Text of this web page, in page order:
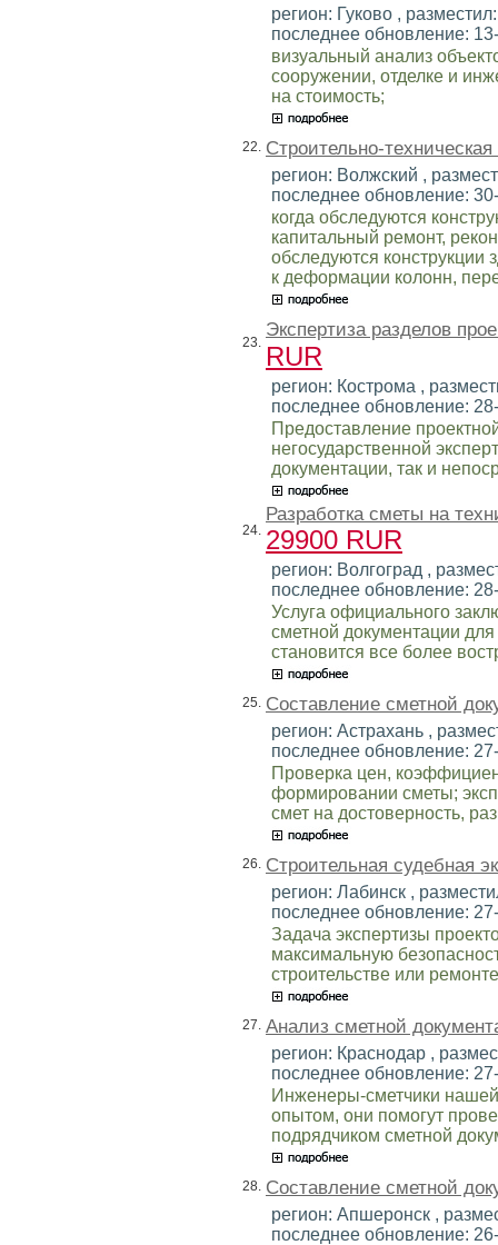
регион: Гуково ,
последнее обновление:
визуальный анализ
сооружении, отделке и
на стоимость;
22. Строительно-
регион: Волжский ,
последнее обновление:
когда обследуются
капитальный ремонт,
обследуются
к деформации колонн,
23.
Экспертиза разделов
RUR
регион: Кострома ,
последнее обновление:
Предоставление
негосударственной
документации, так и
24.
Разработка сметы на
29900 RUR
регион: Волгоград ,
последнее обновление:
Услуга официального
сметной документации
становится все более
25. Составление сметной
регион: Астрахань ,
последнее обновление:
Проверка цен,
формировании сметы;
смет на достоверность,
26. Строительная судебная
регион: Лабинск ,
последнее обновление:
Задача экспертизы
максимальную
строительстве или
27. Анализ сметной
регион: Краснодар ,
последнее обновление:
Инженеры-сметчики
опытом, они помогут
подрядчиком сметной
28. Составление сметной
регион: Апшеронск ,
последнее обновление: